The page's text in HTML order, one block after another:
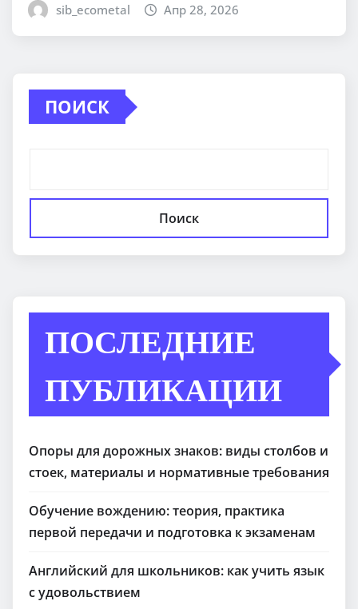
sib_ecometal Апр 28, 2026
ПОИСК
Поиск
ПОСЛЕДНИЕ
ПУБЛИКАЦИИ
Опоры для дорожных знаков: виды столбов и
стоек, материалы и нормативные требования
Обучение вождению: теория, практика
первой передачи и подготовка к экзаменам
Английский для школьников: как учить язык
с удовольствием